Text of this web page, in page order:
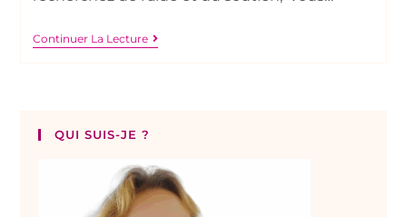
Continuer La Lecture
QUI SUIS-JE ?